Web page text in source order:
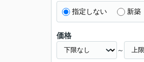
指定しない 新築
価格
～